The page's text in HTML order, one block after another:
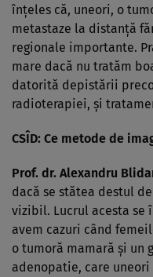
înţeles că, uneori, o
metastaze la distanţă
regionale importante.
mare dacă nu tratăm
datorită depistării
radioterapiei, şi
CSÎD: Ce metode de
Prof. dr. Alexandru
dacă se stătea destul
vizibil. Lucrul acesta se
avem cazuri când
o tumoră mamară şi un
adenopatie, care uneori